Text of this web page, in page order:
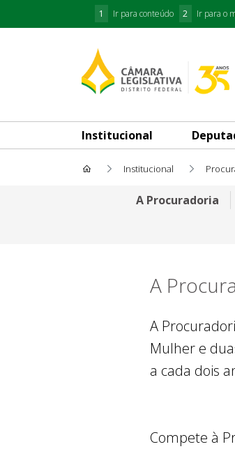
1 Ir para conteúdo 2 Ir para o
Institucional
Institucional
A ProcuradoriaA Procuradoria
A
A
Mulher e
a cada dois
Compete à